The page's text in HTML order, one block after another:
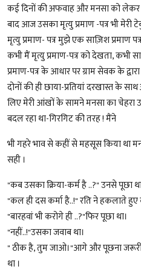
कई दिनों की अफवाह और मनसा को
बाद आज उसका मृत्यु प्रमाण -पत्र भी मेरी
मृत्यु प्रमाण- पत्र मुझे एक साज़िश प्रमाण
कभी मैं मृत्यु प्रमाण-पत्र को देखता, कभी
प्रमाण-पत्र के आधार पर ग्राम सेवक के
दोनों की ही छाया-प्रतियां दरखास्त के
लिए मेरी आंखों के सामने मनसा का चेहरा
बदल रहा था-गिरगिट की तरह ! मैंने
भी गहरे भाव से कहीं से महसूस किया था
सही ।
"कब उसका क्रिया-कर्म है ..?" उनसे पूछा
"कल ही दस कर्मा है..!" रति ने हकलाते हुए
"बारहवां भी करोगे ही ..?"फिर पूछा था।
"नहीं..!"उसका जवाब था।
" ठीक है, तुम जाओ।"आगे और पूछना
था ।